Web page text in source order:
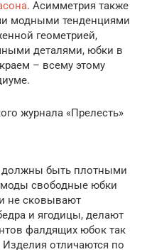
. Асимметрия также
модными тенденциями
геометрией,
деталями, юбки в
– всему этому
журнала «Прелесть»
должны быть плотными
свободные юбки
не сковывают
и ягодицы, делают
фалдящих юбок так
отличаются по